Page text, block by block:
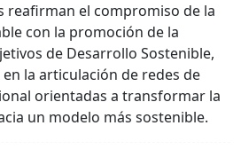
reafirman el compromiso de la
con la promoción de la
de Desarrollo Sostenible,
la articulación de redes de
orientadas a transformar la
un modelo más sostenible.